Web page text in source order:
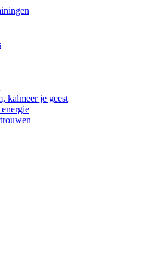
kalmeer je geest